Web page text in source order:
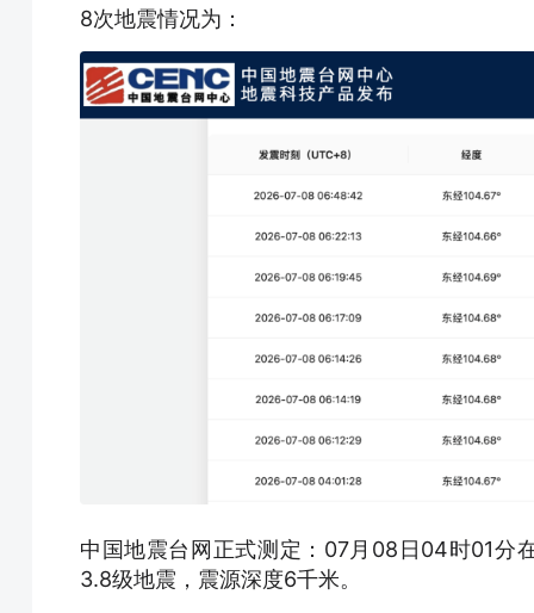
8次地震情况为：
中国地震台网正式测定：07月08日04时01分
3.8级地震，震源深度6千米。